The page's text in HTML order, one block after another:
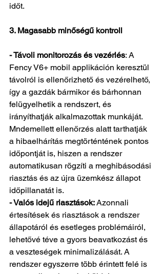
időt.
3. Magasabb minőségű kontroll
- Távoli monitorozás és vezérlés: A
Fency V6+ mobil applikáción keresztül
távolról is ellenőrizhető és vezérelhető,
így a gazdák bármikor és bárhonnan
felügyelhetik a rendszert, és
irányíthatják alkalmazottak munkáját.
Mndemellett ellenőrzés alatt tarthatják
a hibaelhárítás megtörténtének pontos
időpontját is, hiszen a rendszer
automatikusan rögzíti a meghibásodási
riasztás és az újra üzemkész állapot
időpillanatát is.
- Valós idejű riasztások: Azonnali
értesítések és riasztások a rendszer
állapotáról és esetleges problémáiról,
lehetővé téve a gyors beavatkozást és
a veszteségek minimalizálását. A
rendszer egyszerre több érintett felé is